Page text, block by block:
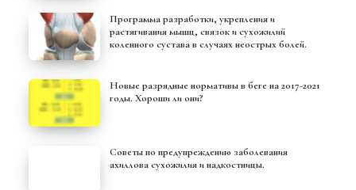
Программа разработки, укрепления и
растягивания мышц, связок и сухожилий
коленного сустава в случаях неострых болей.
Новые разрядные нормативы в беге на 2017-2021
годы. Хороши ли они?
Советы по предупреждению заболевания
ахиллова сухожилия и надкостницы.